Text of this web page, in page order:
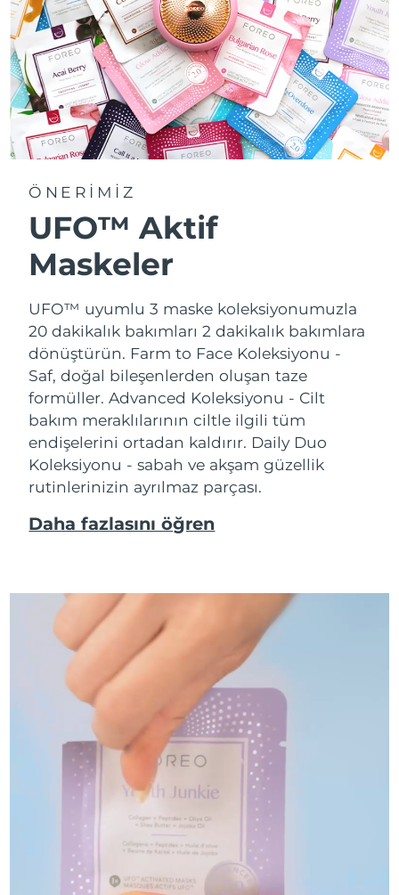
ÖNERİMİZ
UFO™ Aktif
Maskeler
UFO™ uyumlu 3 maske koleksiyonumuzla
20 dakikalık bakımları 2 dakikalık bakımlara
dönüştürün. Farm to Face Koleksiyonu -
Saf, doğal bileşenlerden oluşan taze
formüller. Advanced Koleksiyonu - Cilt
bakım meraklılarının ciltle ilgili tüm
endişelerini ortadan kaldırır. Daily Duo
Koleksiyonu - sabah ve akşam güzellik
rutinlerinizin ayrılmaz parçası.
Daha fazlasını öğren